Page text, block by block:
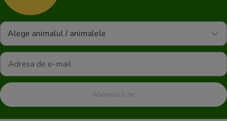
Alege animalul / animalele
Abonează-te